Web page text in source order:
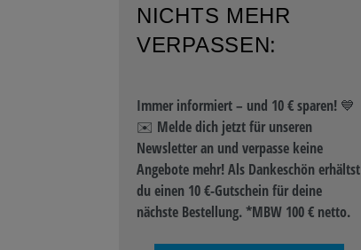
NICHTS MEHR
VERPASSEN:
Immer informiert – und 10 € sparen! 💙
✉️ Melde dich jetzt für unseren
Newsletter an und verpasse keine
Angebote mehr! Als Dankeschön erhältst
du einen 10 €-Gutschein für deine
nächste Bestellung. *MBW 100 € netto.